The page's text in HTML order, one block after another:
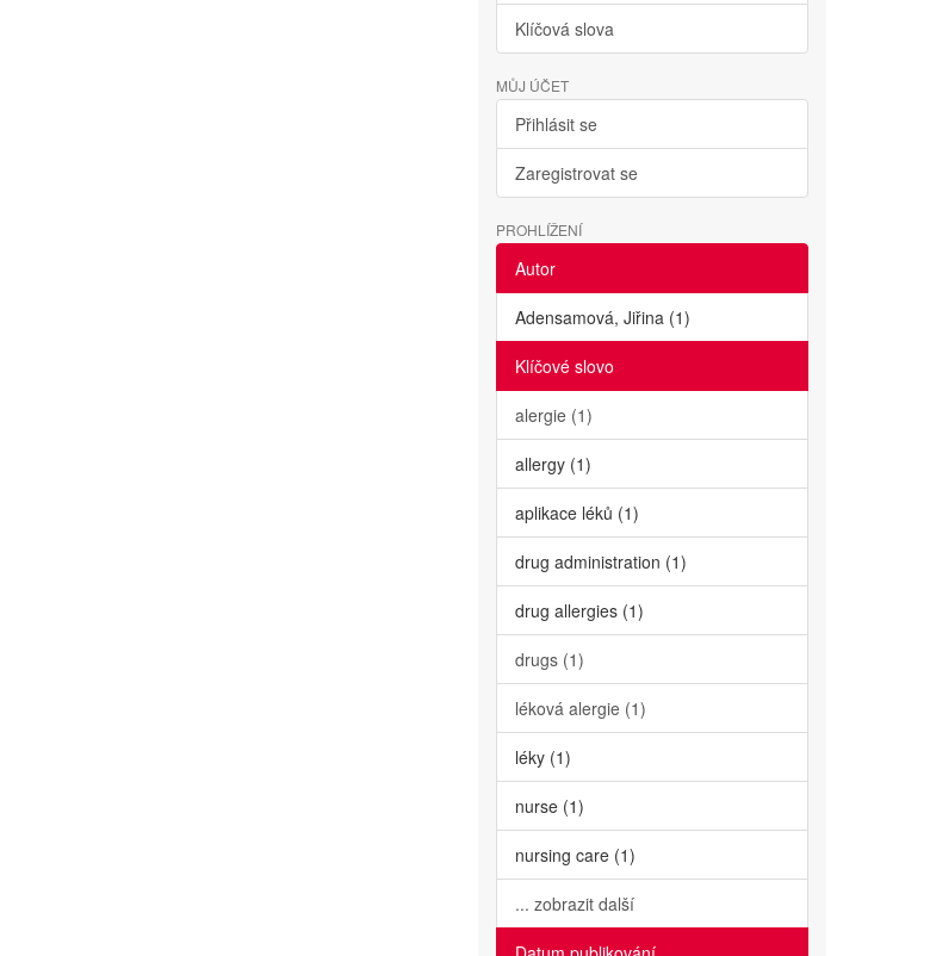
Klíčová slova
MŮJ ÚČET
Přihlásit se
Zaregistrovat se
PROHLÍŽENÍ
Autor
Adensamová, Jiřina (1)
Klíčové slovo
alergie (1)
allergy (1)
aplikace léků (1)
drug administration (1)
drug allergies (1)
drugs (1)
léková alergie (1)
léky (1)
nurse (1)
nursing care (1)
... zobrazit další